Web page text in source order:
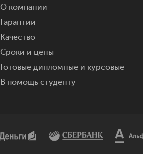
О компании
Гарантии
Качество
Сроки и цены
Готовые дипломные и курсовые
В помощь студенту